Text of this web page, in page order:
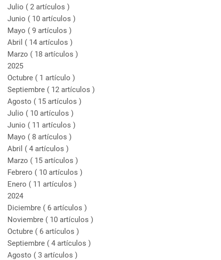
Julio ( 2 artículos )
Junio ( 10 artículos )
Mayo ( 9 artículos )
Abril ( 14 artículos )
Marzo ( 18 artículos )
2025
Octubre ( 1 artículo )
Septiembre ( 12 artículos )
Agosto ( 15 artículos )
Julio ( 10 artículos )
Junio ( 11 artículos )
Mayo ( 8 artículos )
Abril ( 4 artículos )
Marzo ( 15 artículos )
Febrero ( 10 artículos )
Enero ( 11 artículos )
2024
Diciembre ( 6 artículos )
Noviembre ( 10 artículos )
Octubre ( 6 artículos )
Septiembre ( 4 artículos )
Agosto ( 3 artículos )